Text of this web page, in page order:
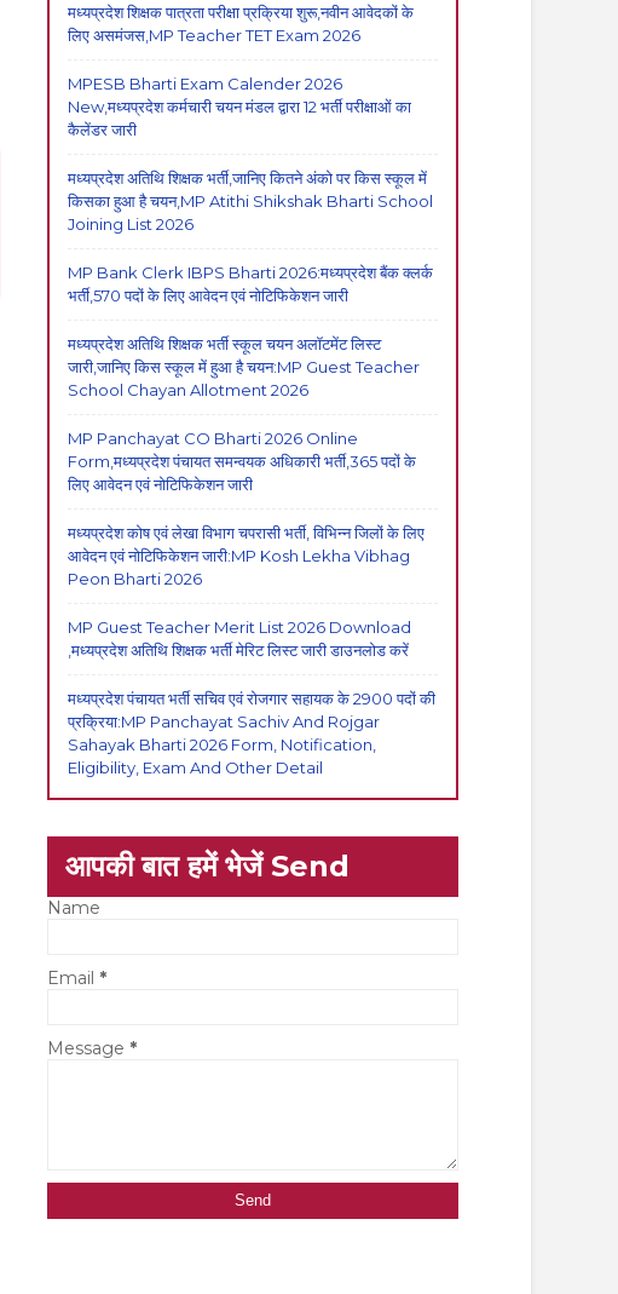
मध्यप्रदेश शिक्षक पात्रता परीक्षा प्रक्रिया शुरू,नवीन आवेदकों के
लिए असमंजस,MP Teacher TET Exam 2026
MPESB Bharti Exam Calender 2026
New,मध्यप्रदेश कर्मचारी चयन मंडल द्वारा 12 भर्ती परीक्षाओं का
कैलेंडर जारी
मध्यप्रदेश अतिथि शिक्षक भर्ती,जानिए कितने अंको पर किस स्कूल में
किसका हुआ है चयन,MP Atithi Shikshak Bharti School
Joining List 2026
MP Bank Clerk IBPS Bharti 2026:मध्यप्रदेश बैंक क्लर्क
भर्ती,570 पदों के लिए आवेदन एवं नोटिफिकेशन जारी
मध्यप्रदेश अतिथि शिक्षक भर्ती स्कूल चयन अलॉटमेंट लिस्ट
जारी,जानिए किस स्कूल में हुआ है चयन:MP Guest Teacher
School Chayan Allotment 2026
MP Panchayat CO Bharti 2026 Online
Form,मध्यप्रदेश पंचायत समन्वयक अधिकारी भर्ती,365 पदों के
लिए आवेदन एवं नोटिफिकेशन जारी
मध्यप्रदेश कोष एवं लेखा विभाग चपरासी भर्ती, विभिन्न जिलों के लिए
आवेदन एवं नोटिफिकेशन जारी:MP Kosh Lekha Vibhag
Peon Bharti 2026
MP Guest Teacher Merit List 2026 Download
,मध्यप्रदेश अतिथि शिक्षक भर्ती मेरिट लिस्ट जारी डाउनलोड करें
मध्यप्रदेश पंचायत भर्ती सचिव एवं रोजगार सहायक के 2900 पदों की
प्रक्रिया:MP Panchayat Sachiv And Rojgar
Sahayak Bharti 2026 Form, Notification,
Eligibility, Exam And Other Detail
आपकी बात हमें भेजें Send
Name
Email *
Message *